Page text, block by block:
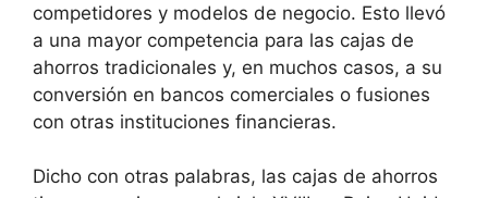
competidores y modelos de negocio. Esto llevó
a una mayor competencia para las cajas de
ahorros tradicionales y, en muchos casos, a su
conversión en bancos comerciales o fusiones
con otras instituciones financieras.
Dicho con otras palabras, las cajas de ahorros